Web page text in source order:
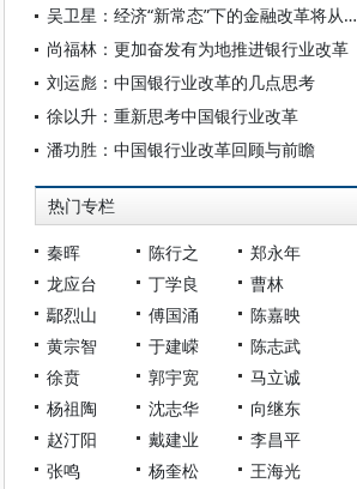
吴卫星：经济“新常态”下的金融改革将从何处着手
尚福林：更加奋发有为地推进银行业改革
刘运彪：中国银行业改革的几点思考
徐以升：重新思考中国银行业改革
潘功胜：中国银行业改革回顾与前瞻
热门专栏
秦晖 陈行之
郑永年
龙应台
丁学良
曹林
鄢烈山
傅国涌
陈嘉映
黄宗智
于建嵘
陈志武
徐贲
郭宇宽
马立诚
杨祖陶
沈志华
向继东
赵汀阳
戴建业
李昌平
张鸣
杨奎松
王海光